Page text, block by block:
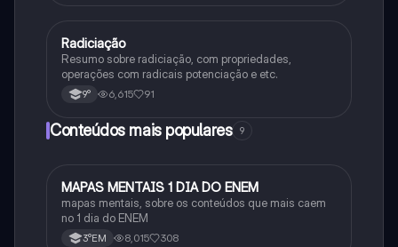
Matematica
Radiciação
Resumo sobre radiciação, com propriedades,
operações com radicais potenciação e etc.
9° 6,615 91
Conteúdos mais populares 9
Português
MAPAS MENTAIS 1 DIA DO ENEM
mapas mentais, sobre os conteúdos que mais caem
no 1 dia do ENEM
3°EM 8,015 308